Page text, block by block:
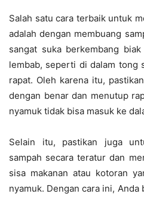
Salah satu cara terbaik untuk
adalah dengan membuang
sangat suka berkembang
lembab, seperti di dalam tong
rapat. Oleh karena itu,
dengan benar dan menutup
nyamuk tidak bisa masuk ke
Selain itu, pastikan juga
sampah secara teratur dan
sisa makanan atau kotoran
nyamuk. Dengan cara ini,